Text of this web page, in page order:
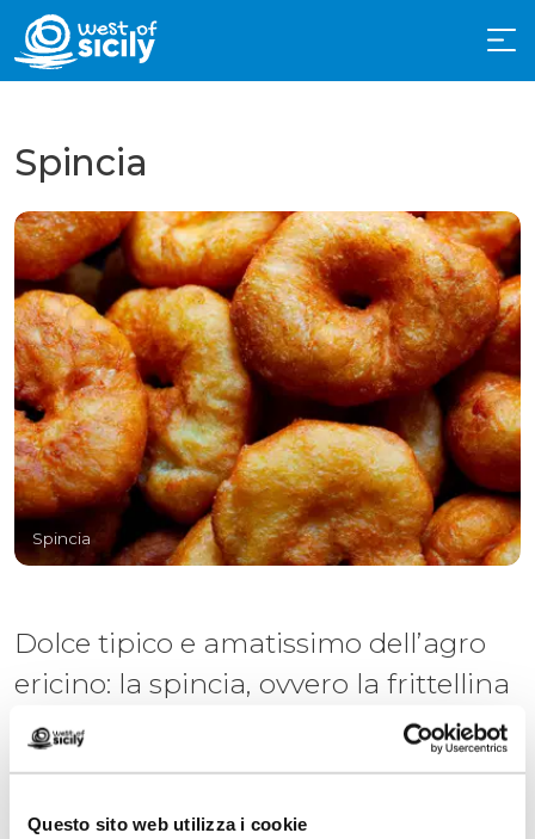
Questo sito web utilizza i cookie
Spincia
Spincia
Dolce tipico e amatissimo dell’agro
ericino: la spincia, ovvero la frittellina
di pasta soffice, una vera e propria
soffice nuvoletta gustosa che si